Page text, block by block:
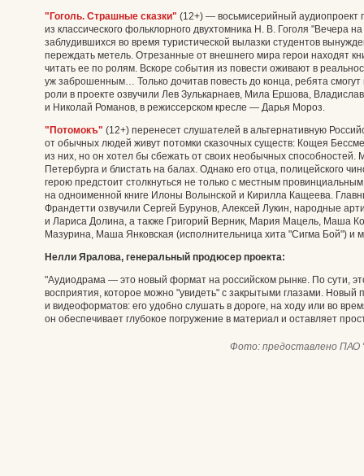
"Гоголь. Страшные сказки" (12+) — восьмисерийный аудиопроект
из классического фольклорного двухтомника Н. В. Гоголя "Вечера
заблудившихся во время туристической вылазки студентов
переждать метель. Отрезанные от внешнего мира герои находят
читать ее по ролям. Вскоре события из повести оживают в
уж заброшенным… Только дочитав повесть до конца, ребята
роли в проекте озвучили Лев Зулькарнаев, Мила Ершова,
и Николай Романов, в режиссерском кресле — Дарья Мороз.
"Потомокъ" (12+) перенесет слушателей в альтернативную
от обычных людей живут потомки сказочных существ: Кощея
из них, но он хотел бы сбежать от своих необычных
Петербурга и блистать на балах. Однако его отца, полицейского
герою предстоит столкнуться не только с местным
на одноименной книге Илоны Волынской и Кирилла Кащеева.
Франдетти озвучили Сергей Бурунов, Алексей Лукин, народные
и Лариса Долина, а также Григорий Верник, Мария Мацель, Маша
Мазурина, Маша Янковская (исполнительница хита "Сигма Бой") и
Нелли Яралова, генеральный продюсер проекта:
"Аудиодрама — это новый формат на российском рынке. По сути,
восприятия, которое можно "увидеть" с закрытыми глазами. Новый
и видеоформатов: его удобно слушать в дороге, на ходу или во
он обеспечивает глубокое погружение в материал и оставляет
Фото: предоставлено ПАО